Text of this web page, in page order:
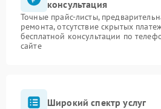
консультация
Точные прайс-листы,
ремонта, отсутствие скрытых
бесплатной консультации по
сайте
Широкий спектр услуг